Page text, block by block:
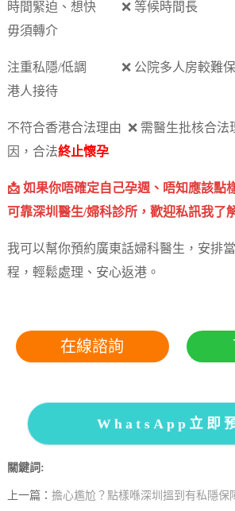
時間緊迫、想快 ❌ 等候時間
毋須轉介
注重私隱/低調 ❌ 公院多人房較難
港人接待
不符合香港合法理由 ❌ 需醫生批核合
因，合法終止懷孕
📩 如果你唔確定自己孕週、唔知應該點
可靠深圳醫生/婦科診所，歡迎私訊我了
我可以幫你預約廣東話婦科醫生，安排
程，輕鬆處理、安心返港。
在線諮詢
WhatsApp立即
關鍵詞:
上一篇： 擔心尷尬？點樣喺深圳搵到有私隱保